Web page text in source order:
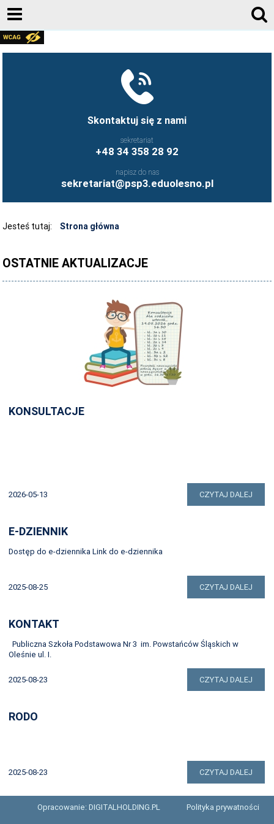
Skontaktuj się z nami
sekretariat
+48 34 358 28 92
napisz do nas
sekretariat@psp3.eduolesno.pl
RODO
O SZKOLE
BIBLIOTEKA
Jesteś tutaj: Strona główna
OSTATNIE AKTUALIZACJE
KONSULTACJE
2026-05-13 CZYTAJ DALEJ
E-DZIENNIK
Dostęp do e-dziennika Link do e-dziennika
2025-08-25 CZYTAJ DALEJ
KONTAKT
Publiczna Szkoła Podstawowa Nr 3 im. Powstańców Śląskich w
Oleśnie ul. I.
2025-08-23 CZYTAJ DALEJ
RODO
2025-08-23 CZYTAJ DALEJ
Opracowanie: DIGITALHOLDING.PL Polityka prywatności